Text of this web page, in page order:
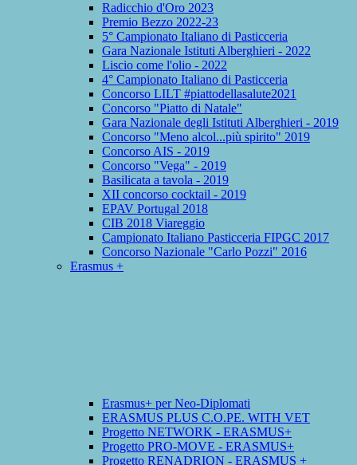
Radicchio d'Oro 2023
Premio Bezzo 2022-23
5° Campionato Italiano di Pasticceria
Gara Nazionale Istituti Alberghieri - 2022
Liscio come l'olio - 2022
4° Campionato Italiano di Pasticceria
Concorso LILT #piattodellasalute2021
Concorso "Piatto di Natale"
Gara Nazionale degli Istituti Alberghieri - 2019
Concorso "Meno alcol...più spirito" 2019
Concorso AIS - 2019
Concorso "Vega" - 2019
Basilicata a tavola - 2019
XII concorso cocktail - 2019
EPAV Portugal 2018
CIB 2018 Viareggio
Campionato Italiano Pasticceria FIPGC 2017
Concorso Nazionale "Carlo Pozzi" 2016
Erasmus +
Erasmus+ per Neo-Diplomati
ERASMUS PLUS C.O.PE. WITH VET
Progetto NETWORK - ERASMUS+
Progetto PRO-MOVE - ERASMUS+
Progetto RENADRION - ERASMUS +